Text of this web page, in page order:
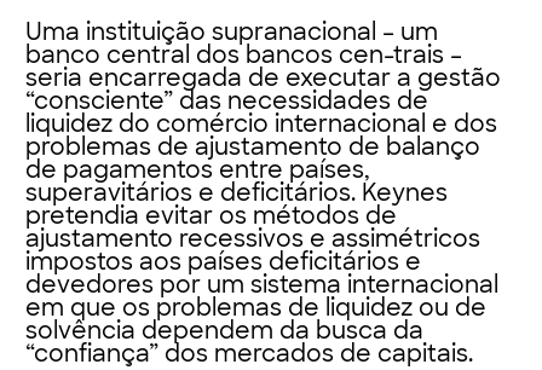
Uma instituição supranacional – um
banco central dos bancos cen-trais –
seria encarregada de executar a gestão
“consciente” das necessidades de
liquidez do comércio internacional e dos
problemas de ajustamento de balanço
de pagamentos entre países,
superavitários e deficitários. Keynes
pretendia evitar os métodos de
ajustamento recessivos e assimétricos
impostos aos países deficitários e
devedores por um sistema internacional
em que os problemas de liquidez ou de
solvência dependem da busca da
“confiança” dos mercados de capitais.